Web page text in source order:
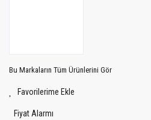
Bu Markaların Tüm Ürünlerini Gör
Fiyat Alarmı